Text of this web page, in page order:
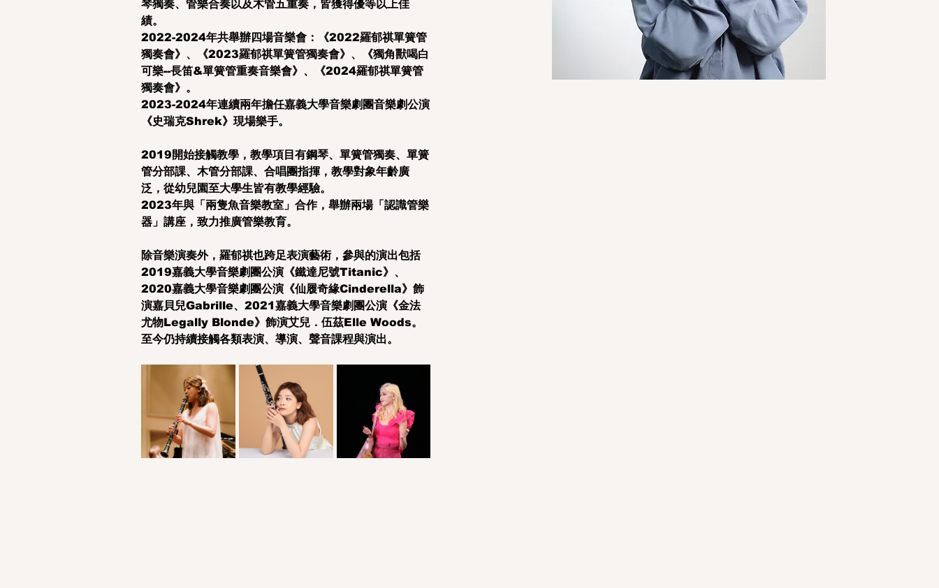
琴獨奏、管樂合奏以及木管五重奏，皆獲得優等以上佳
績。
2022-2024年共舉辦四場音樂會：《2022羅郁祺單簧管
獨奏會》、《2023羅郁祺單簧管獨奏會》、《獨角獸喝白
可樂--長笛&單簧管重奏音樂會》、《2024羅郁祺單簧管
獨奏會》。
2023-2024年連續兩年擔任嘉義大學音樂劇團音樂劇公演
《史瑞克Shrek》現場樂手。
2019開始接觸教學，教學項目有鋼琴、單簧管獨奏、單簧
管分部課、木管分部課、合唱團指揮，教學對象年齡廣
泛，從幼兒園至大學生皆有教學經驗。
2023年與「兩隻魚音樂教室」合作，舉辦兩場「認識管樂
器」講座，致力推廣管樂教育。
除音樂演奏外，羅郁祺也跨足表演藝術，參與的演出包括
2019嘉義大學音樂劇團公演《鐵達尼號Titanic》、
2020嘉義大學音樂劇團公演《仙履奇緣Cinderella》飾
演嘉貝兒Gabrille、2021嘉義大學音樂劇團公演《金法
尤物Legally Blonde》飾演艾兒．伍茲Elle Woods。
至今仍持續接觸各類表演、導演、聲音課程與演出。